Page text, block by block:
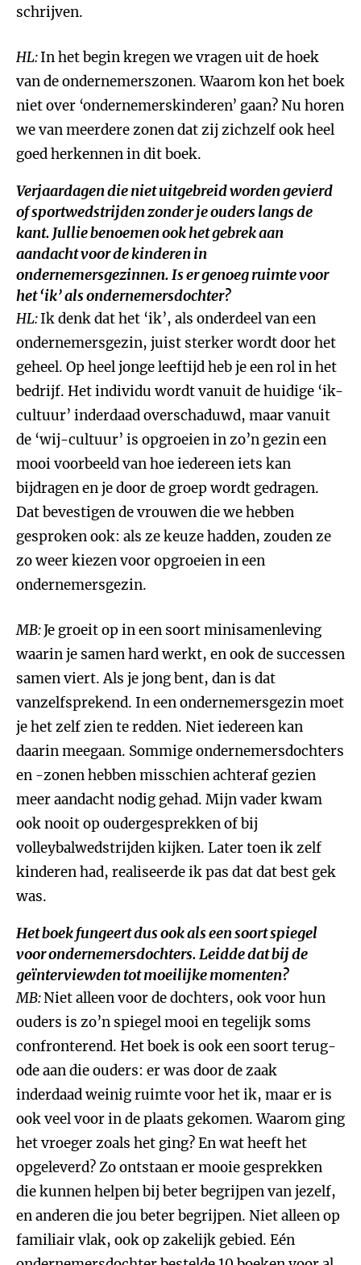
schrijven.
HL:In het begin kregen we vragen uit de hoek
van de ondernemerszonen. Waarom kon het boek
niet over ‘ondernemerskinderen’ gaan? Nu horen
we van meerdere zonen dat zij zichzelf ook heel
goed herkennen in dit boek.
Verjaardagen die niet uitgebreid worden gevierd
of sportwedstrijden zonder je ouders langs de
kant. Jullie benoemen ook het gebrek aan
aandacht voor de kinderen in
ondernemersgezinnen. Is er genoeg ruimte voor
het ‘ik’ als ondernemersdochter?
HL:Ik denk dat het ‘ik’, als onderdeel van een
ondernemersgezin, juist sterker wordt door het
geheel. Op heel jonge leeftijd heb je een rol in het
bedrijf. Het individu wordt vanuit de huidige ‘ik-
cultuur’ inderdaad overschaduwd, maar vanuit
de ‘wij-cultuur’ is opgroeien in zo’n gezin een
mooi voorbeeld van hoe iedereen iets kan
bijdragen en je door de groep wordt gedragen.
Dat bevestigen de vrouwen die we hebben
gesproken ook: als ze keuze hadden, zouden ze
zo weer kiezen voor opgroeien in een
ondernemersgezin.
MB:Je groeit op in een soort minisamenleving
waarin je samen hard werkt, en ook de successen
samen viert. Als je jong bent, dan is dat
vanzelfsprekend. In een ondernemersgezin moet
je het zelf zien te redden. Niet iedereen kan
daarin meegaan. Sommige ondernemersdochters
en -zonen hebben misschien achteraf gezien
meer aandacht nodig gehad. Mijn vader kwam
ook nooit op oudergesprekken of bij
volleybalwedstrijden kijken. Later toen ik zelf
kinderen had, realiseerde ik pas dat dat best gek
was.
Het boek fungeert dus ook als een soort spiegel
voor ondernemersdochters. Leidde dat bij de
geïnterviewden tot moeilijke momenten?
MB:Niet alleen voor de dochters, ook voor hun
ouders is zo’n spiegel mooi en tegelijk soms
confronterend. Het boek is ook een soort terug-
ode aan die ouders: er was door de zaak
inderdaad weinig ruimte voor het ik, maar er is
ook veel voor in de plaats gekomen. Waarom ging
het vroeger zoals het ging? En wat heeft het
opgeleverd? Zo ontstaan er mooie gesprekken
die kunnen helpen bij beter begrijpen van jezelf,
en anderen die jou beter begrijpen. Niet alleen op
familiair vlak, ook op zakelijk gebied. Eén